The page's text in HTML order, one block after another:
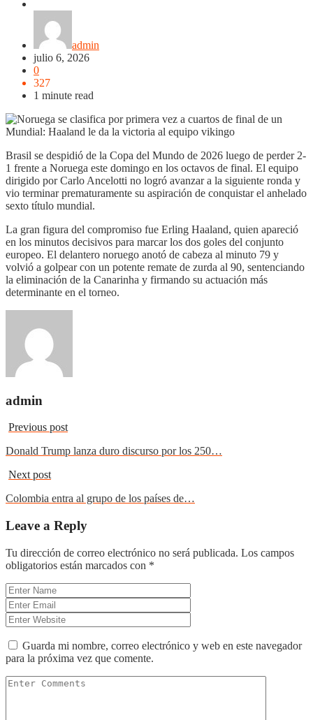
admin
julio 6, 2026
0
327
1 minute read
Brasil se despidió de la Copa del Mundo de 2026 luego de perder 2-
1 frente a Noruega este domingo en los octavos de final. El equipo
dirigido por Carlo Ancelotti no logró avanzar a la siguiente ronda y
vio terminar prematuramente su aspiración de conquistar el anhelado
sexto título mundial.
La gran figura del compromiso fue Erling Haaland, quien apareció
en los minutos decisivos para marcar los dos goles del conjunto
europeo. El delantero noruego anotó de cabeza al minuto 79 y
volvió a golpear con un potente remate de zurda al 90, sentenciando
la eliminación de la Canarinha y firmando su actuación más
determinante en el torneo.
admin
Previous post
Donald Trump lanza duro discurso por los 250…
Next post
Colombia entra al grupo de los países de…
Leave a Reply
Tu dirección de correo electrónico no será publicada. Los campos
obligatorios están marcados con *
Guarda mi nombre, correo electrónico y web en este navegador
para la próxima vez que comente.